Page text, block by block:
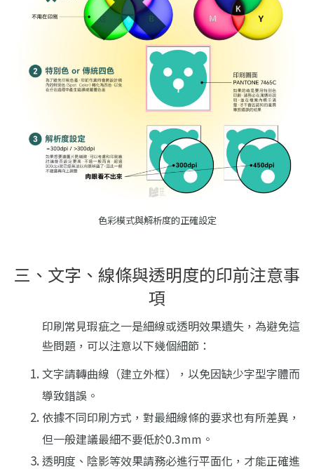
色彩模式與解析度的正確設定
三、文字、線條與透明度的印前注意事
項
印刷常見瑕疵之一是細線或透明效果遺失，為避免這
些問題，可以注意以下幾個細節：
文字請轉曲線（建立外框），以免因缺少字型字體而
導致錯誤。
依據不同印刷方式，對最細線條的要求也有所差異，
但一般建議最細不要低於0.3mm 。
透明度、陰影等效果請務必進行平面化 ，才能正確進